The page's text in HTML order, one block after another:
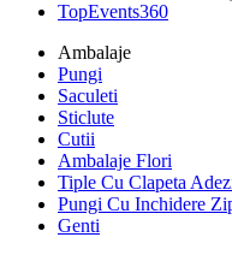
TopEvents360
Ambalaje
Pungi
Saculeti
Sticlute
Cutii
Ambalaje Flori
Tiple Cu Clapeta
Pungi Cu Inchidere
Genti